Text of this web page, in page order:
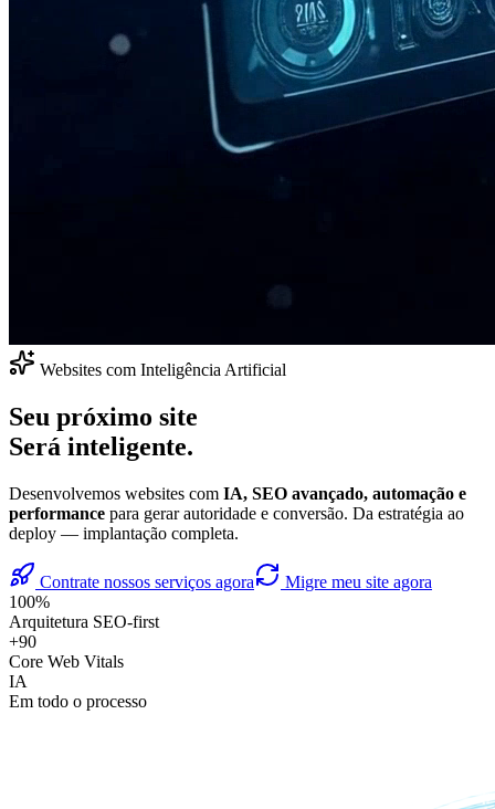
Websites com Inteligência Artificial
Seu próximo site
Será inteligente.
Desenvolvemos websites com IA, SEO avançado, automação e
performance para gerar autoridade e conversão. Da estratégia ao
deploy — implantação completa.
Contrate nossos serviços agora
Migre meu site agora
100%
Arquitetura SEO-first
+90
Core Web Vitals
IA
Em todo o processo